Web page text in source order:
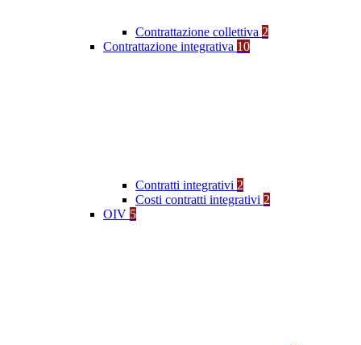
Contrattazione collettiva 2
Contrattazione integrativa 10
Contratti integrativi 2
Costi contratti integrativi 2
OIV 5